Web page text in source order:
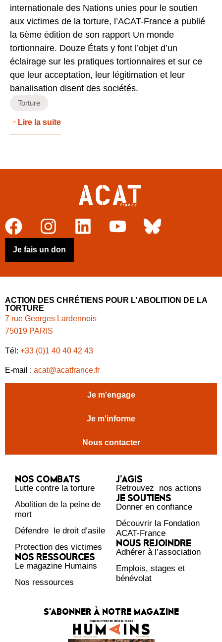
internationale des Nations unies pour le soutien
aux victimes de la torture, l’ACAT-France a publié
la 6ème édition de son rapport Un monde
tortionnaire. Douze États y font l’objet d’un
éclairage sur les pratiques tortionnaires et sur ce
que leur acceptation, leur légitimation et leur
banalisation disent des sociétés.
Torture
Lire la suite
Je fais un don
ACTION DES CHRÉTIENS POUR L'ABOLITION DE LA
TORTURE
7 rue Georges Lardennois
75019 PARIS
Tél: +33 (0)1 40 40 42 43
E-mail : acat@acatfrance.fr
Je m'engage
Je m'informe
Nous contacter
NOS COMBATS
Lutte contre la torture
Abolition de la peine de
mort
Défendre le droit d’asile
Protection des victimes
NOS RESSOURCES
Le magazine Humains
Nos ressources
J’AGIS
Retrouvez nos actions
JE SOUTIENS
Donner en confiance
Découvrir la Fondation
ACAT-France
NOUS REJOINDRE
Adhérer à l’association
Emplois, stages et
bénévolat
S'ABONNER À NOTRE MAGAZINE